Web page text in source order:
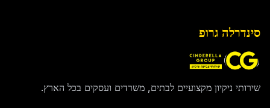
סינדרלה גרופ
שירותי ניקיון מקצועיים לבתים, משרדים ועסקים בכל הארץ.